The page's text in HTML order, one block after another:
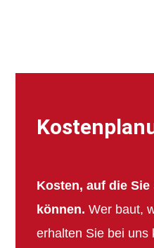
Kosten, auf die
können. Wer baut,
erhalten Sie bei uns